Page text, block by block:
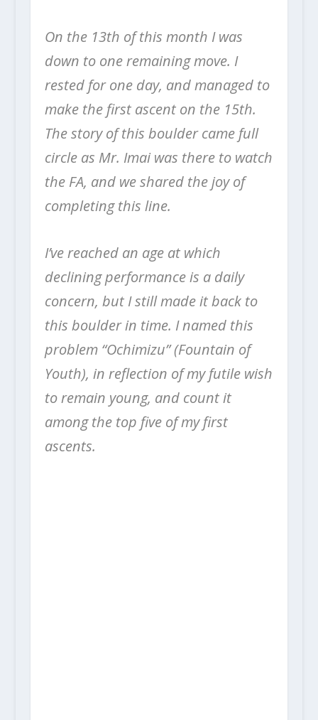
On the 13th of this month I was
down to one remaining move. I
rested for one day, and managed to
make the first ascent on the 15th.
The story of this boulder came full
circle as Mr. Imai was there to watch
the FA, and we shared the joy of
completing this line.
I’ve reached an age at which
declining performance is a daily
concern, but I still made it back to
this boulder in time. I named this
problem “Ochimizu” (Fountain of
Youth), in reflection of my futile wish
to remain young, and count it
among the top five of my first
ascents.